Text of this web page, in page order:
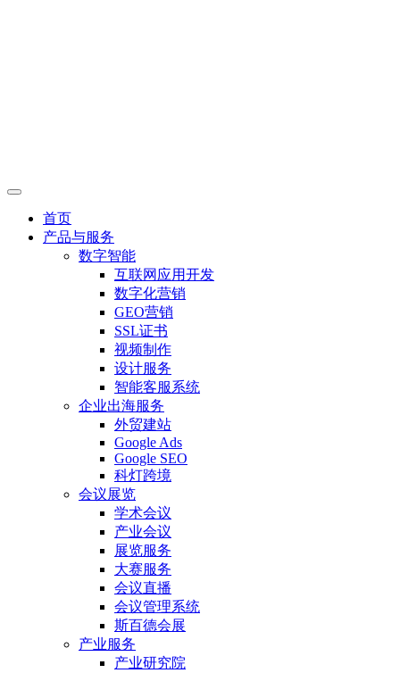
首页
产品与服务
数字智能
互联网应用开发
数字化营销
GEO营销
SSL证书
视频制作
设计服务
智能客服系统
企业出海服务
外贸建站
Google Ads
Google SEO
科灯跨境
会议展览
学术会议
产业会议
展览服务
大赛服务
会议直播
会议管理系统
斯百德会展
产业服务
产业研究院